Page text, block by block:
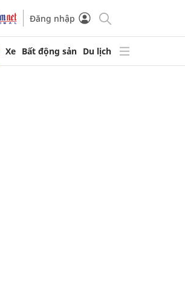
Đăng nhập
Xe Bất động sản Du lịch